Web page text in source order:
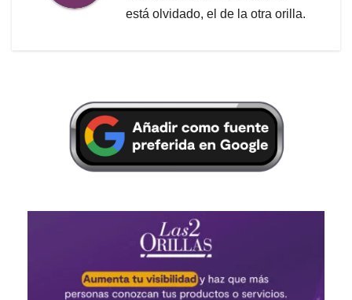
está olvidado, el de la otra orilla.